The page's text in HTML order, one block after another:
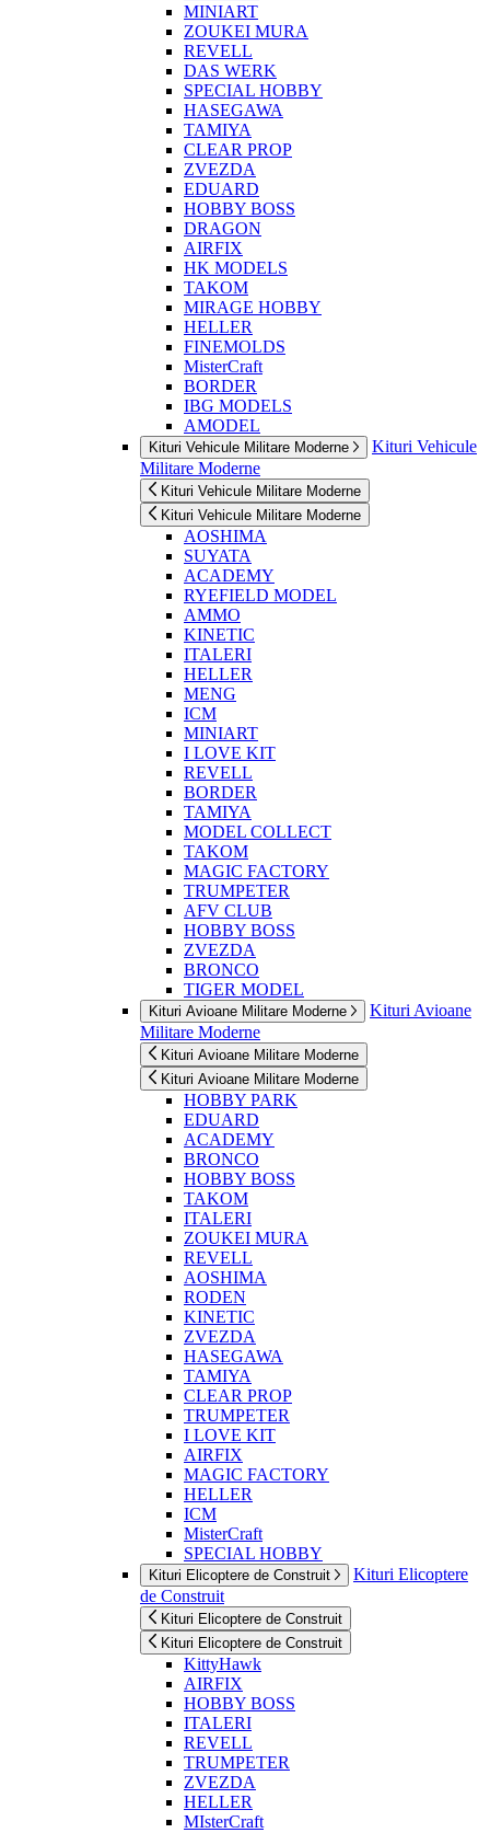
MINIART
ZOUKEI MURA
REVELL
DAS WERK
SPECIAL HOBBY
HASEGAWA
TAMIYA
CLEAR PROP
ZVEZDA
EDUARD
HOBBY BOSS
DRAGON
AIRFIX
HK MODELS
TAKOM
MIRAGE HOBBY
HELLER
FINEMOLDS
MisterCraft
BORDER
IBG MODELS
AMODEL
Kituri Vehicule Militare Moderne
Kituri Vehicule
Militare Moderne
Kituri Vehicule Militare Moderne
Kituri Vehicule Militare Moderne
AOSHIMA
SUYATA
ACADEMY
RYEFIELD MODEL
AMMO
KINETIC
ITALERI
HELLER
MENG
ICM
MINIART
I LOVE KIT
REVELL
BORDER
TAMIYA
MODEL COLLECT
TAKOM
MAGIC FACTORY
TRUMPETER
AFV CLUB
HOBBY BOSS
ZVEZDA
BRONCO
TIGER MODEL
Kituri Avioane Militare Moderne
Kituri Avioane
Militare Moderne
Kituri Avioane Militare Moderne
Kituri Avioane Militare Moderne
HOBBY PARK
EDUARD
ACADEMY
BRONCO
HOBBY BOSS
TAKOM
ITALERI
ZOUKEI MURA
REVELL
AOSHIMA
RODEN
KINETIC
ZVEZDA
HASEGAWA
TAMIYA
CLEAR PROP
TRUMPETER
I LOVE KIT
AIRFIX
MAGIC FACTORY
HELLER
ICM
MisterCraft
SPECIAL HOBBY
Kituri Elicoptere de Construit
Kituri Elicoptere
de Construit
Kituri Elicoptere de Construit
Kituri Elicoptere de Construit
KittyHawk
AIRFIX
HOBBY BOSS
ITALERI
REVELL
TRUMPETER
ZVEZDA
HELLER
MIsterCraft